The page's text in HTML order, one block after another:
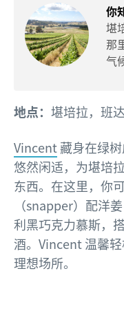
你
堪
那
气
地点： 堪培拉，班
Vincent藏身在绿
悠然闲适，为堪培
东西。在这里，你
（snapper）配洋
利黑巧克力慕斯，
酒。Vincent 温馨
理想场所。